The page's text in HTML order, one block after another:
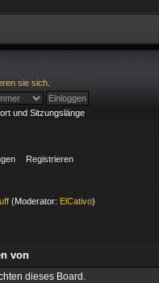
sie sich
und Sitzungslänge
Registrieren
(Moderator: ElCativo)
von
dieses Board.